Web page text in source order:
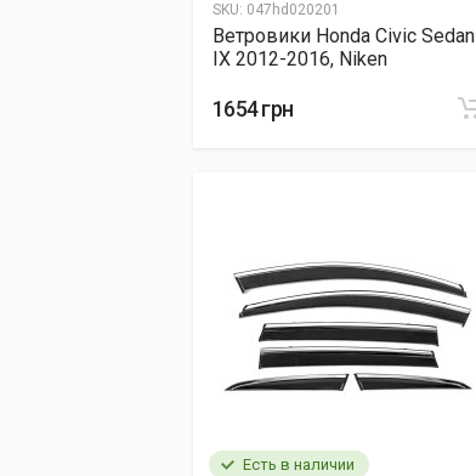
SKU: 047hd020201
Ветровики Honda Civic Sedan
IX 2012-2016, Niken
1654 грн
Есть в наличии